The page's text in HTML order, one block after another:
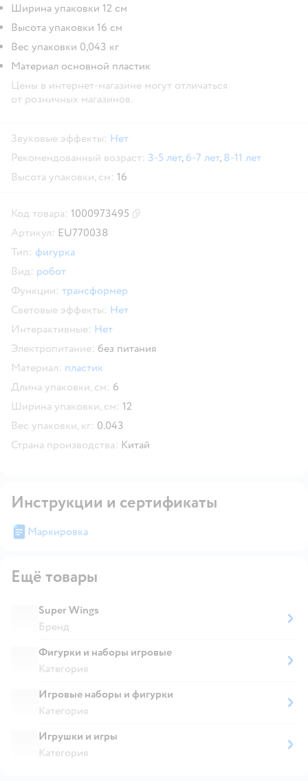
Ширина упаковки 12 см
Высота упаковки 16 см
Вес упаковки 0,043 кг
Материал основной пластик
Цены в интернет-магазине могут отличаться
от розничных магазинов.
Звуковые эффекты: Нет
Рекомендованный возраст: 3-5 лет, 6-7 лет, 8-11 лет
Высота упаковки, см: 16
Код товара: 1000973495
Артикул: EU770038
Тип: фигурка
Вид: робот
Функции: трансформер
Световые эффекты: Нет
Интерактивные: Нет
Электропитание: без питания
Материал: пластик
Длина упаковки, см: 6
Ширина упаковки, см: 12
Вес упаковки, кг: 0.043
Страна производства: Китай
Инструкции и сертификаты
Маркировка
Ещё товары
Super Wings
Бренд
Фигурки и наборы игровые
Категория
Игровые наборы и фигурки
Категория
Игрушки и игры
Категория